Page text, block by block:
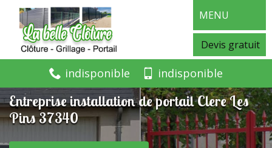
MENU
Devis gratuit
indisponible indisponible
Entreprise installation de portail Clere Les
Pins 37340